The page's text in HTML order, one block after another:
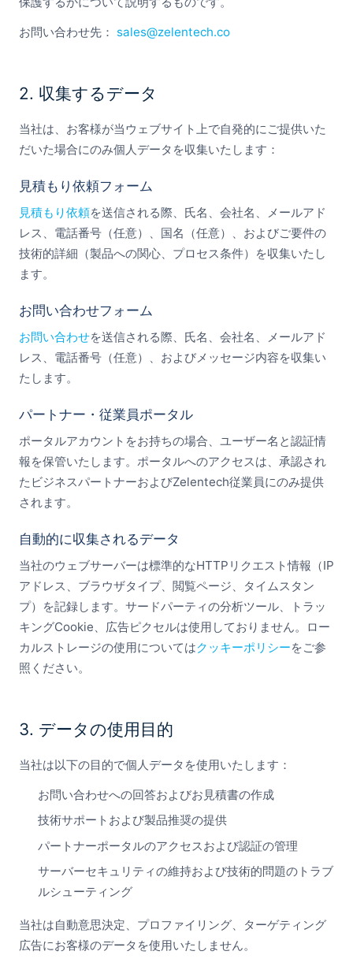
お問い合わせ先： sales@zelentech.co
2. 収集するデータ
当社は、お客様が当ウェブサイト上で自発的にご提供いた
だいた場合にのみ個人データを収集いたします：
見積もり依頼フォーム
見積もり依頼を送信される際、氏名、会社名、メールアド
レス、電話番号（任意）、国名（任意）、およびご要件の
技術的詳細（製品への関心、プロセス条件）を収集いたし
ます。
お問い合わせフォーム
お問い合わせを送信される際、氏名、会社名、メールアド
レス、電話番号（任意）、およびメッセージ内容を収集い
たします。
パートナー・従業員ポータル
ポータルアカウントをお持ちの場合、ユーザー名と認証情
報を保管いたします。ポータルへのアクセスは、承認され
たビジネスパートナーおよびZelentech従業員にのみ提供
されます。
自動的に収集されるデータ
当社のウェブサーバーは標準的なHTTPリクエスト情報（IP
アドレス、ブラウザタイプ、閲覧ページ、タイムスタン
プ）を記録します。サードパーティの分析ツール、トラッ
キングCookie、広告ピクセルは使用しておりません。ロー
カルストレージの使用についてはクッキーポリシーをご参
照ください。
3. データの使用目的
当社は以下の目的で個人データを使用いたします：
お問い合わせへの回答およびお見積書の作成
技術サポートおよび製品推奨の提供
パートナーポータルのアクセスおよび認証の管理
サーバーセキュリティの維持および技術的問題のトラブ
ルシューティング
当社は自動意思決定、プロファイリング、ターゲティング
広告にお客様のデータを使用いたしません。